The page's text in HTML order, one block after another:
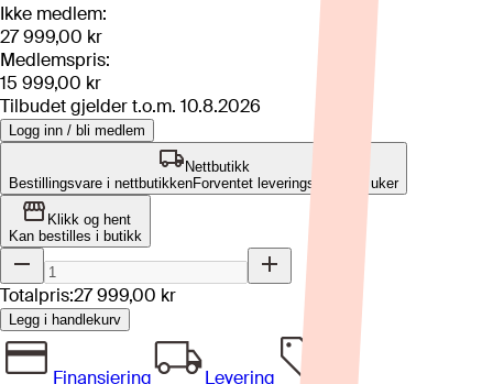
Ikke medlem:
27 999,00 kr
Medlemspris:
15 999,00 kr
Tilbudet gjelder t.o.m. 10.8.2026
Logg inn / bli medlem
Nettbutikk
Bestillingsvare i nettbutikkenForventet leveringstid: 8-12 uker
Klikk og hent
Kan bestilles i butikk
Totalpris:27 999,00 kr
Legg i handlekurv
Finansiering
Levering